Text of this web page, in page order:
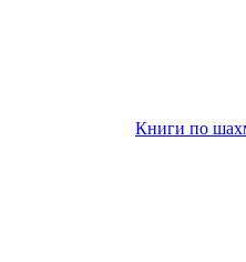
Книги по